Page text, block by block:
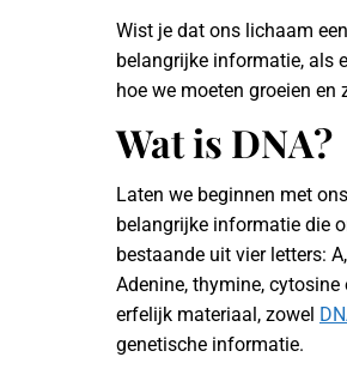
Wist je dat ons lichaam
belangrijke informatie, als
hoe we moeten groeien en
Wat is DNA?
Laten we beginnen met
belangrijke informatie die
bestaande uit vier letters:
Adenine, thymine,
erfelijk materiaal, zowel
genetische informatie.